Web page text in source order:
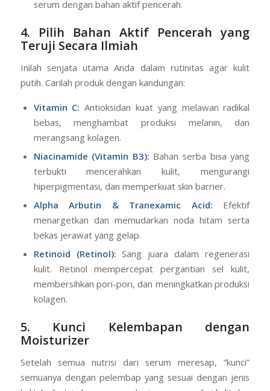
lapisan hidrasi pertama.
Essence/Serum:
Ini adalah “powerhouse” Anda. Pilih
serum dengan bahan aktif pencerah.
4. Pilih Bahan Aktif Pencerah yang
Teruji Secara Ilmiah
Inilah senjata utama Anda dalam rutinitas agar kulit
putih. Carilah produk dengan kandungan:
Vitamin C:Antioksidan kuat yang melawan radikal
bebas, menghambat produksi melanin, dan
merangsang kolagen.
Niacinamide (Vitamin B3):Bahan serba bisa yang
terbukti mencerahkan kulit, mengurangi
hiperpigmentasi, dan memperkuat skin barrier.
Alpha Arbutin & Tranexamic Acid:
menargetkan dan memudarkan noda hitam serta
bekas jerawat yang gelap.
Retinoid (Retinol):Sang juara dalam regenerasi
kulit. Retinol mempercepat pergantian sel kulit,
membersihkan pori-pori, dan meningkatkan produksi
kolagen.
5. Kunci Kelembapan dengan
Moisturizer